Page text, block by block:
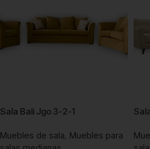
Sala Bali Jgo 3-2-1
Muebles de sala Muebles para